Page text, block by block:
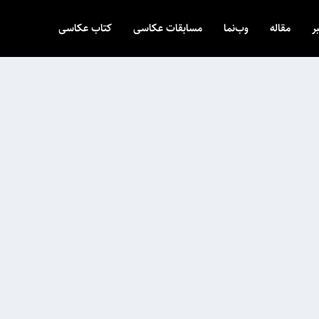
مقاله وب‌نما مسابقات عکاسی کتاب عکاسی